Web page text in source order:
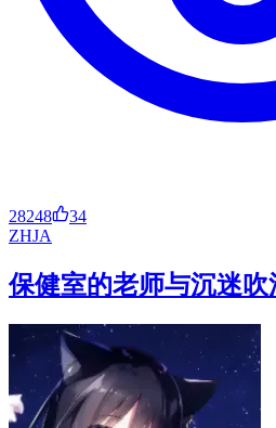
28248
34
ZHJA
保健室的老师与沉迷